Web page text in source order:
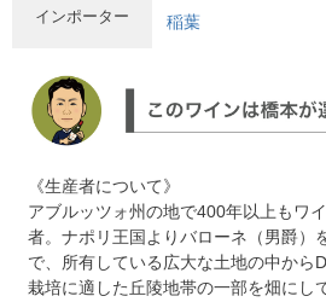
インポーター 稲葉
《生産者について》
アブルッツォ州の地で400年以上もワ
者。ナポリ王国よりバローネ（男爵）
で、所有している広大な土地の中から
栽培に適した丘陵地帯の一部を畑にし